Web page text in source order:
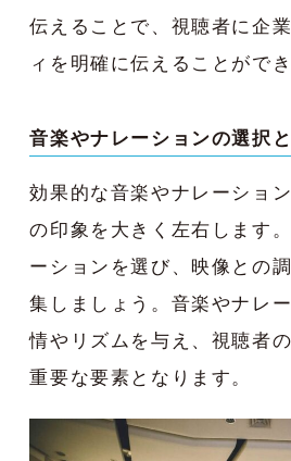
伝えることで、視聴者に企
ィを明確に伝えることができ
音楽やナレーションの選択
効果的な音楽やナレーショ
の印象を大きく左右します
ーションを選び、映像との
集しましょう。音楽やナレ
情やリズムを与え、視聴者
重要な要素となります。